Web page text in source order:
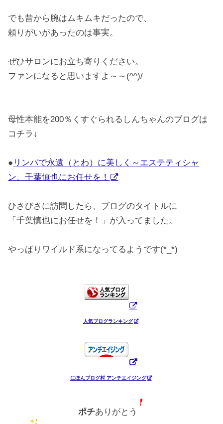
でも昔から腕はムキムキだったので、
頼りがいがあったのは事実。
ぜひサロンにお立ち寄りください。
ファンになると思いますよ～～(^^)/
母性本能を200％くすぐられるしんちゃんのブログは
コチラ↓
● リンパで永遠（とわ）に美しく～エステティシャ
ン、千葉慎也にお任せを！
ひさびさに訪問したら、ブログのタイトルに
「千葉慎也にお任せを！」が入ってました。
やっぱりワイルド系になってるようです(*_*)
人気ブログランキング
にほんブログ村 アンチエイジング
ポチありがとう